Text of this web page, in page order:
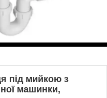
під мийкою з
машинки,